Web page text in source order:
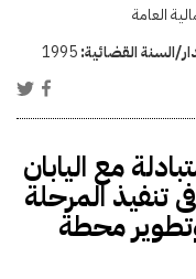
العامة
السنة القضائية:1995
مع اليابان
المرحلة
محطة